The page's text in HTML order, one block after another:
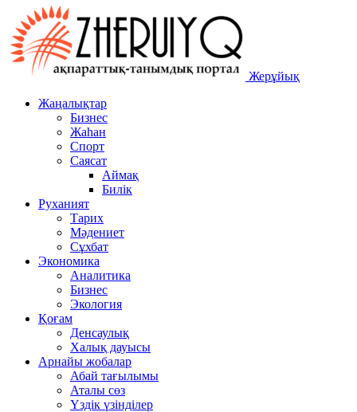
Жерұйық
Жаңалықтар
Бизнес
Жаһан
Спорт
Саясат
Аймақ
Билік
Руханият
Тарих
Мәдениет
Сұхбат
Экономика
Аналитика
Бизнес
Экология
Қоғам
Денсаулық
Халық дауысы
Арнайы жобалар
Абай тағылымы
Аталы сөз
Үздік үзінділер